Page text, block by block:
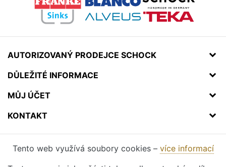
AUTORIZOVANÝ PRODEJCE SCHOCK
DŮLEŽITÉ INFORMACE
MŮJ ÚČET
KONTAKT
Tento web využívá soubory cookies – více informací